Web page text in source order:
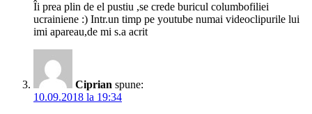
Îi prea plin de el pustiu ,se crede buricul columbofiliei
ucrainiene :) Intr.un timp pe youtube numai videoclipurile lui
imi apareau,de mi s.a acrit
Ciprian spune:
10.09.2018 la 19:34